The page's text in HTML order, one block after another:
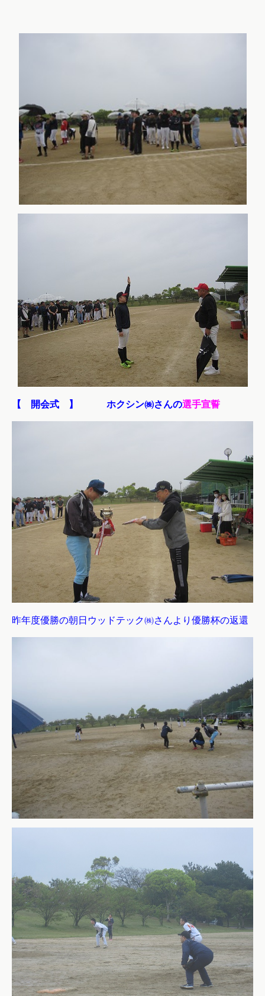
【 開会式 】 ホクシン㈱さんの選手宣誓
昨年度優勝の朝日ウッドテック㈱さんより優勝杯の返還